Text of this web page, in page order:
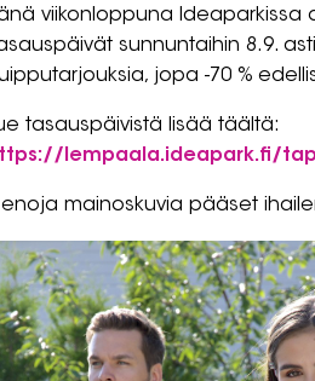
viikonloppuna Ideaparkissa
sunnuntaihin 8.9.
jopa -70 %
tasauspäivistä lisää täältä:
lempaala.ideapark.fi/
mainoskuvia pääset